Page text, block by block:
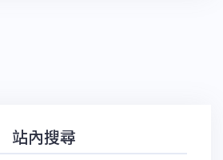
站內搜尋